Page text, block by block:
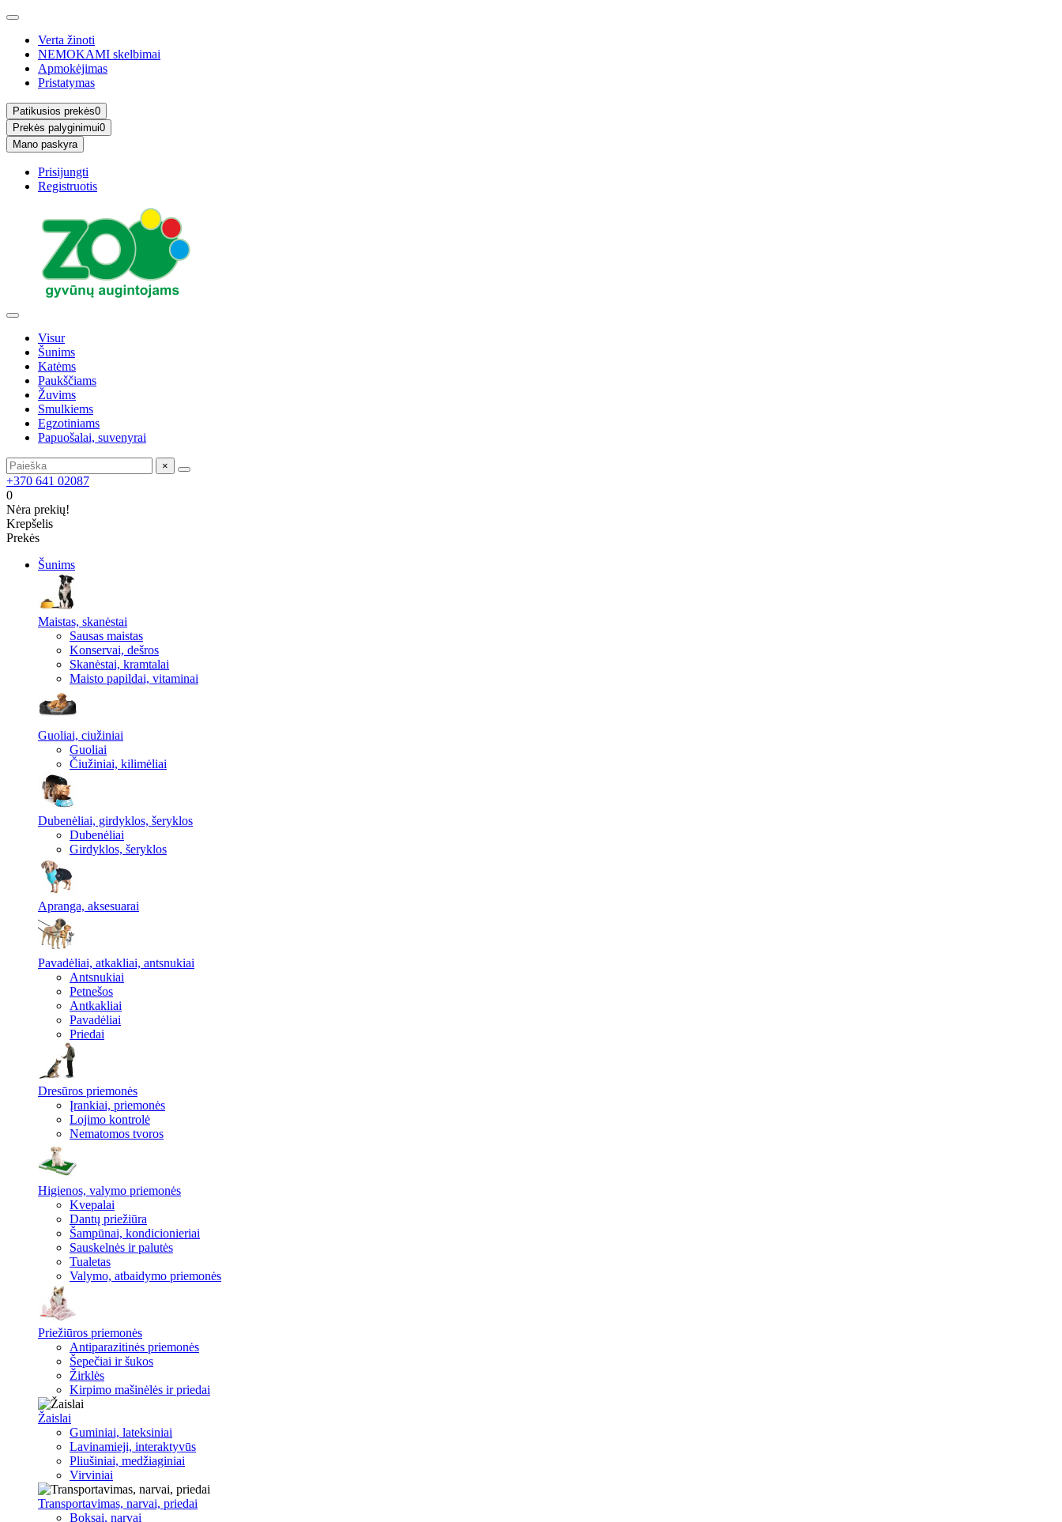
Verta žinoti
NEMOKAMI skelbimai
Apmokėjimas
Pristatymas
Patikusios prekės0
Prekės palyginimui0
Mano paskyra
Prisijungti
Registruotis
Visur
Šunims
Katėms
Paukščiams
Žuvims
Smulkiems
Egzotiniams
Papuošalai, suvenyrai
×
+370 641 02087
0
Nėra prekių!
Krepšelis
Prekės
Šunims
Maistas, skanėstai
Sausas maistas
Konservai, dešros
Skanėstai, kramtalai
Maisto papildai, vitaminai
Guoliai, ciužiniai
Guoliai
Čiužiniai, kilimėliai
Dubenėliai, girdyklos, šeryklos
Dubenėliai
Girdyklos, šeryklos
Apranga, aksesuarai
Pavadėliai, atkakliai, antsnukiai
Antsnukiai
Petnešos
Antkakliai
Pavadėliai
Priedai
Dresūros priemonės
Įrankiai, priemonės
Lojimo kontrolė
Nematomos tvoros
Higienos, valymo priemonės
Kvepalai
Dantų priežiūra
Šampūnai, kondicionieriai
Sauskelnės ir palutės
Tualetas
Valymo, atbaidymo priemonės
Priežiūros priemonės
Antiparazitinės priemonės
Šepečiai ir šukos
Žirklės
Kirpimo mašinėlės ir priedai
Žaislai
Guminiai, lateksiniai
Lavinamieji, interaktyvūs
Pliušiniai, medžiaginiai
Virviniai
Transportavimas, narvai, priedai
Boksai, narvai